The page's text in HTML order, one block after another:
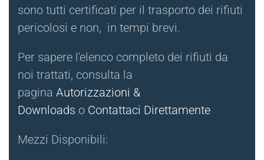
sono tutti certificati per il trasporto dei rifiuti
pericolosi e non, in tempi brevi.
Per sapere l'elenco completo dei rifiuti da
noi trattati, consulta la
pagina Autorizzazioni &
Downloads o Contattaci Direttamente
Mezzi Disponibili: